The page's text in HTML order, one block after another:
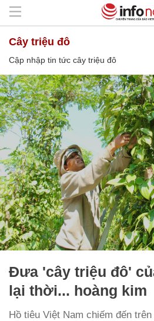
cây triệu đô
Cập nhập tin tức cây triệu đô
Đưa 'cây triệu đô'
lại thời... hoàng kim
Hồ tiêu Việt Nam chiếm đến